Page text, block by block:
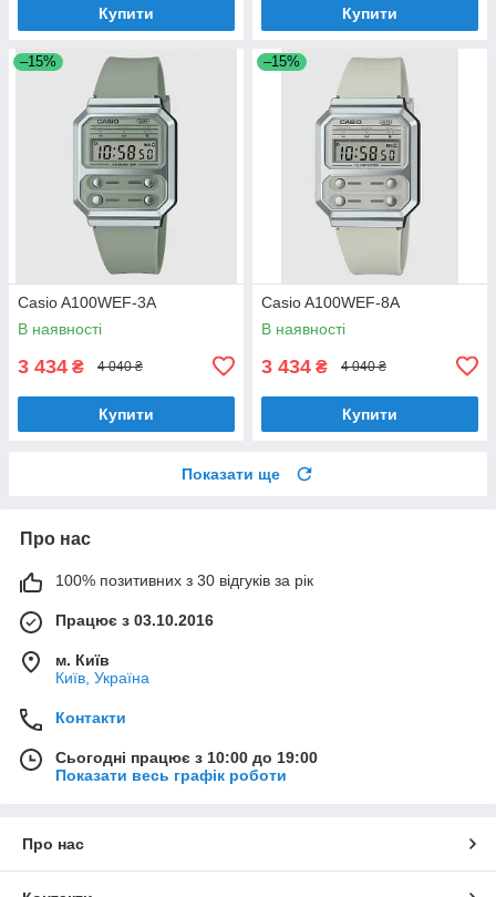
Купити Купити
–15%
Casio A100WEF-3A
В наявності
3 434 ₴ 4 040 ₴
Купити
–15%
Casio A100WEF-8A
В наявності
3 434 ₴ 4 040 ₴
Купити
Показати ще
Про нас
100% позитивних з 30 відгуків за рік
Працює з 03.10.2016
м. Київ
Київ, Україна
Контакти
Сьогодні працює з 10:00 до 19:00
Показати весь графік роботи
Про нас